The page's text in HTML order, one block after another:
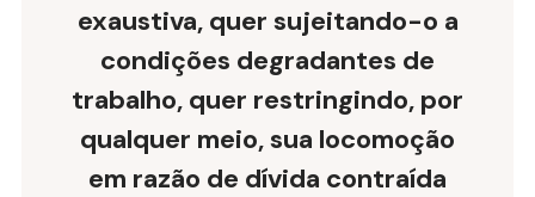
exaustiva, quer sujeitando-o a
condições degradantes de
trabalho, quer restringindo, por
qualquer meio, sua locomoção
em razão de dívida contraída